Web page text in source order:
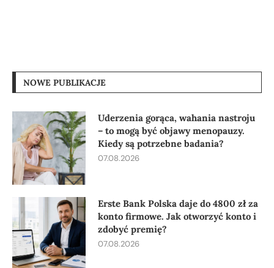
NOWE PUBLIKACJE
Uderzenia gorąca, wahania nastroju
– to mogą być objawy menopauzy.
Kiedy są potrzebne badania?
07.08.2026
Erste Bank Polska daje do 4800 zł za
konto firmowe. Jak otworzyć konto i
zdobyć premię?
07.08.2026